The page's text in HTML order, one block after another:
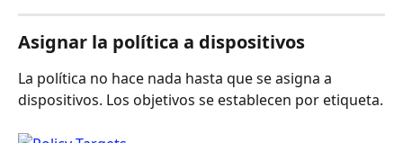
Asignar la política a dispositivos
La política no hace nada hasta que se asigna a
dispositivos. Los objetivos se establecen por etiqueta.